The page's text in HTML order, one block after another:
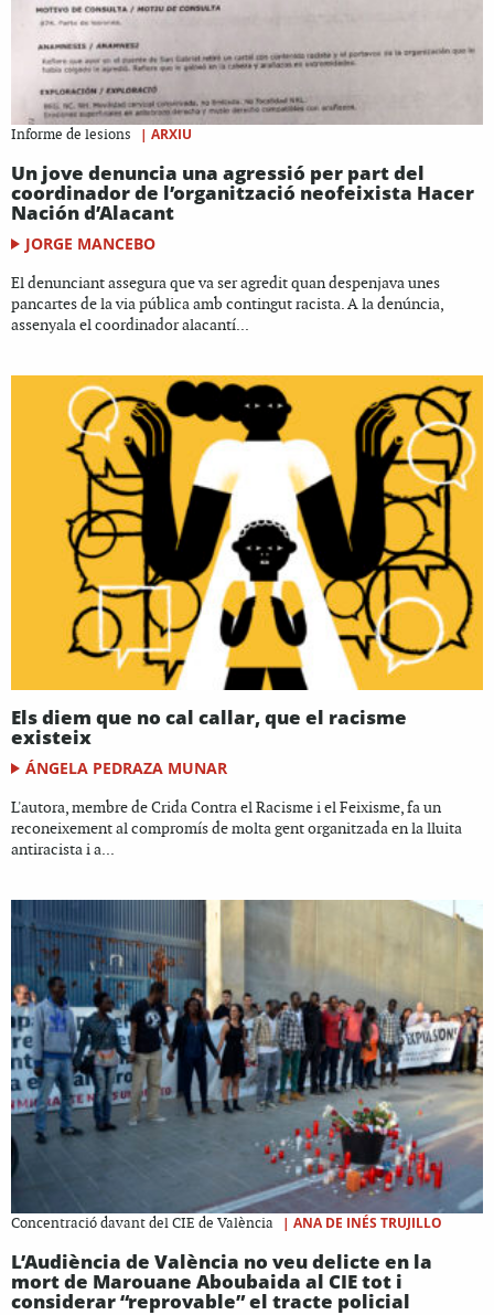
Informe de lesions | ARXIU
Un jove denuncia una agressió per part del
coordinador de l’organització neofeixista Hacer
Nación d’Alacant
JORGE MANCEBO
El denunciant assegura que va ser agredit quan despenjava unes
pancartes de la via pública amb contingut racista. A la denúncia,
assenyala el coordinador alacantí...
Els diem que no cal callar, que el racisme
existeix
ÁNGELA PEDRAZA MUNAR
L'autora, membre de Crida Contra el Racisme i el Feixisme, fa un
reconeixement al compromís de molta gent organitzada en la lluita
antiracista i a...
Concentració davant del CIE de València | ANA DE INÉS TRUJILLO
L’Audiència de València no veu delicte en la
mort de Marouane Aboubaida al CIE tot i
considerar “reprovable” el tracte policial